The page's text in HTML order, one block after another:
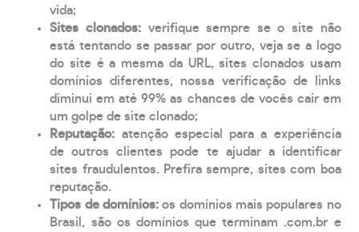
vida;
Sites clonados: verifique sempre se o site não
está tentando se passar por outro, veja se a logo
do site é a mesma da URL, sites clonados usam
domínios diferentes, nossa verificação de links
diminui em até 99% as chances de vocês cair em
um golpe de site clonado;
Reputação: atenção especial para a experiência
de outros clientes pode te ajudar a identificar
sites fraudulentos. Prefira sempre, sites com boa
reputação.
Tipos de domínios:os domínios mais populares no
Brasil, são os domínios que terminam .com.br e